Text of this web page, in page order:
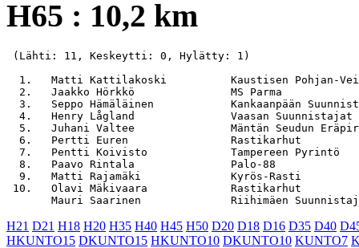
H65 : 10,2 km
(Lähti: 11, Keskeytti: 0, Hylätty: 1)
1.   Matti Kattilakoski          Kaustisen
2.   Jaakko Hörkkö               MS Parma
3.   Seppo Hämäläinen            Kankaanpään
4.   Henry Lågland               Vaasan
5.   Juhani Valtee               Mäntän Seudun
6.   Pertti Euren                Rastikarhut
7.   Pentti Koivisto             Tampereen Pyrintö
8.   Paavo Rintala               Palo-88
9.   Matti Rajamäki              Kyrös-Rasti
10.   Olavi Mäkivaara             Rastikarhut
H21 D21 H18 H20 H35 H40 H45 H50 D20 D18 D16 D35 D40
HKUNTO15 DKUNTO15 HKUNTO10 DKUNTO10 KUNTO7